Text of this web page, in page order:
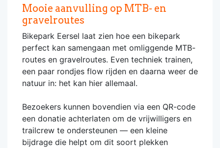
Mooie aanvulling op MTB- en
gravelroutes
Bikepark Eersel laat zien hoe een bikepark
perfect kan samengaan met omliggende MTB-
routes en gravelroutes. Even techniek trainen,
een paar rondjes flow rijden en daarna weer de
natuur in: het kan hier allemaal.
Bezoekers kunnen bovendien via een QR-code
een donatie achterlaten om de vrijwilligers en
trailcrew te ondersteunen — een kleine
bijdrage die helpt om dit soort plekken